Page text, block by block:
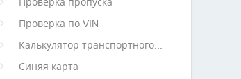
Проверка по VIN
Калькулятор транспортного налога
Синяя карта